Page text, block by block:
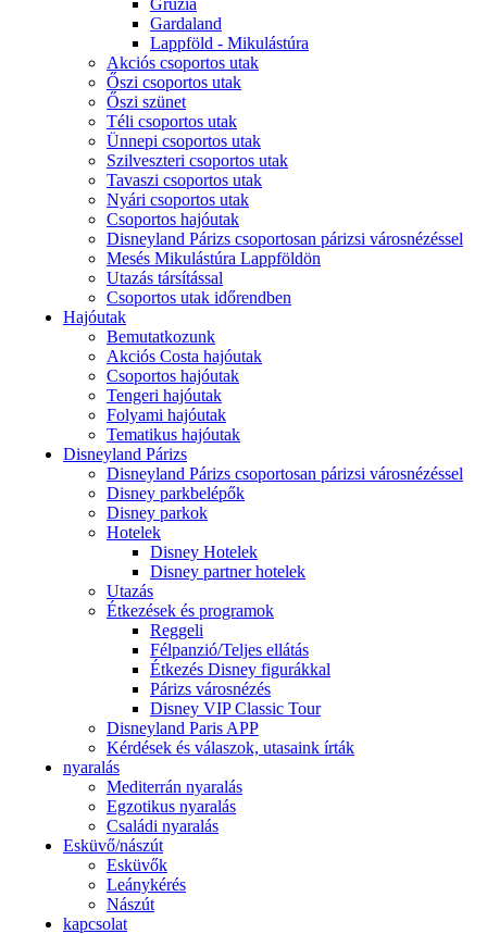
Grúzia
Gardaland
Lappföld - Mikulástúra
Akciós csoportos utak
Őszi csoportos utak
Őszi szünet
Téli csoportos utak
Ünnepi csoportos utak
Szilveszteri csoportos utak
Tavaszi csoportos utak
Nyári csoportos utak
Csoportos hajóutak
Disneyland Párizs csoportosan párizsi városnézéssel
Mesés Mikulástúra Lappföldön
Utazás társítással
Csoportos utak időrendben
Hajóutak
Bemutatkozunk
Akciós Costa hajóutak
Csoportos hajóutak
Tengeri hajóutak
Folyami hajóutak
Tematikus hajóutak
Disneyland Párizs
Disneyland Párizs csoportosan párizsi városnézéssel
Disney parkbelépők
Disney parkok
Hotelek
Disney Hotelek
Disney partner hotelek
Utazás
Étkezések és programok
Reggeli
Félpanzió/Teljes ellátás
Étkezés Disney figurákkal
Párizs városnézés
Disney VIP Classic Tour
Disneyland Paris APP
Kérdések és válaszok, utasaink írták
nyaralás
Mediterrán nyaralás
Egzotikus nyaralás
Családi nyaralás
Esküvő/nászút
Esküvők
Leánykérés
Nászút
kapcsolat